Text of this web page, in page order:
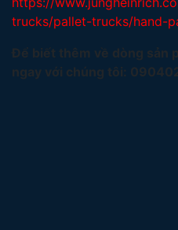
trucks/pallet-trucks/hand-
Để biết thêm về dòng sản
ngay với chúng tôi: